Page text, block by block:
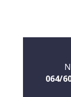
064/